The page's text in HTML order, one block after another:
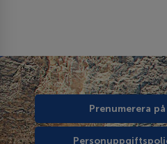
Prenumerera